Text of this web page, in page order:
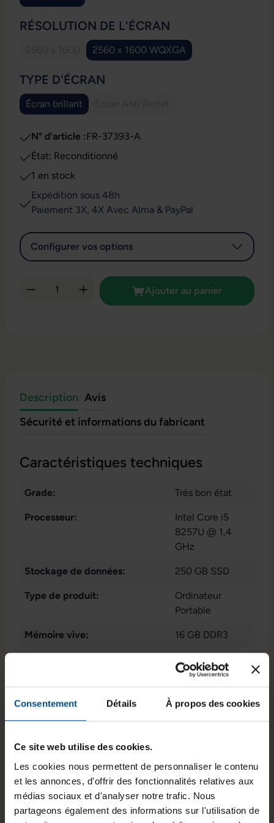
Consentement Détails À propos des cookies
Ce site web utilise des cookies.
Les cookies nous permettent de personnaliser le contenu
et les annonces, d'offrir des fonctionnalités relatives aux
médias sociaux et d'analyser notre trafic. Nous
partageons également des informations sur l'utilisation de
SÉLECTIONNEZ
RÉSOLUTION DE L'ÉCRAN
(Cette option n'est pas disponible pour le moment.)
2560 x 1600 WQXGA
SÉLECTIONNEZ
TYPE D'ÉCRAN
Écran brillant
N° d'article :FR-37393-A
État: Reconditionné
1 en stock
Expédition sous 48h
Paiement 3X, 4X Avec Alma & PayPal
Configurer vos options
Quantité de produit : Entrez la quantité
Ajouter au panier
Description Avis
Sécurité et informations du fabricant
Caractéristiques techniques
Grade: Très bon état
Processeur:
Intel Core i5
8257U @ 1,4
GHz
Stockage de données: 250 GB SSD
Type de produit:
Ordinateur
Portable
Mémoire vive: 16 GB DDR3
8
Système d'exploitation: macOS
Cœurs de processeur: 4
Rétroéclairage du clavier: Oui
Connectique: 2x Thunderbolt